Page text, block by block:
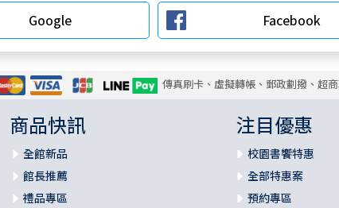
Google
Facebook
傳真刷卡、虛擬轉帳、郵政劃撥、超
商品快訊
全館新品
館長推薦
禮品專區
注目優惠
校園書饗特惠
全部特惠案
預約專區